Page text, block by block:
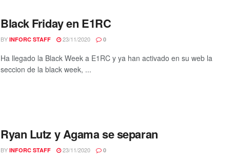
Black Friday en E1RC
BY INFORC STAFF 23/11/2020 0
Ha llegado la Black Week a E1RC y ya han activado en su web la
seccion de la black week, ...
Ryan Lutz y Agama se separan
BY INFORC STAFF 23/11/2020 0